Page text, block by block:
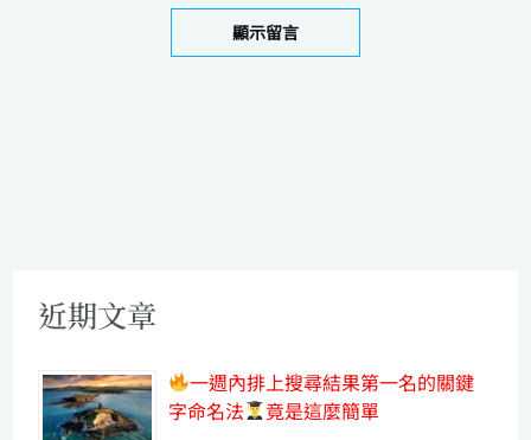
顯示留言
近期文章
一週內排上搜尋結果第一名的關鍵
字命名法
竟是這麼簡單